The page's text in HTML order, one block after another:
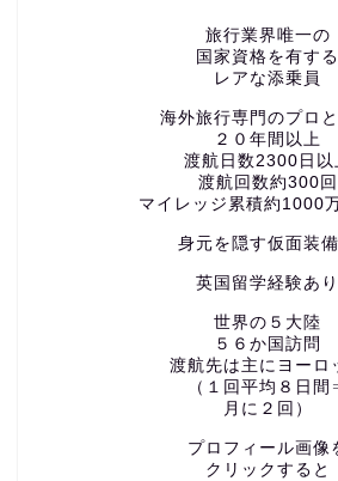
旅行業界唯一の
国家資格を有する
レアな添乗員
海外旅行専門のプロ
２０年間以上
渡航日数2300日以
渡航回数約300回
マイレッジ累積約1000
身元を隠す仮面装
英国留学経験あり
世界の５大陸
５６か国訪問
渡航先は主にヨーロ
（１回平均８日
月に２回）
プロフィール画像
クリックすると